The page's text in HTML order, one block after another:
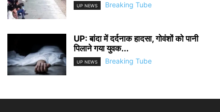
UP NEWS Breaking Tube
UP: बांदा में दर्दनाक हादसा, गोवंशों को पानी
पिलाने गया युवक...
UP NEWS Breaking Tube